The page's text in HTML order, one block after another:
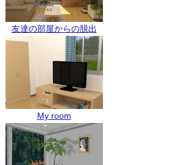
友達の部屋からの脱出
My room